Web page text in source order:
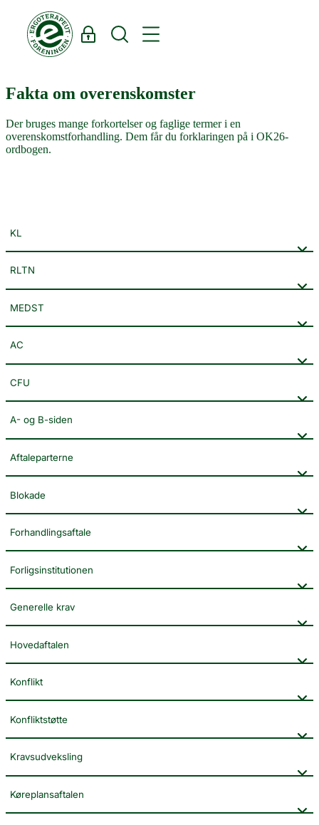
Log ind Søg
Fakta om overenskomster
Der bruges mange forkortelser og faglige termer i en
overenskomstforhandling. Dem får du forklaringen på i OK26-
ordbogen.
KL
RLTN
MEDST
AC
CFU
A- og B-siden
Aftaleparterne
Blokade
Forhandlingsaftale
Forligsinstitutionen
Generelle krav
Hovedaftalen
Konflikt
Konfliktstøtte
Kravsudveksling
Køreplansaftalen